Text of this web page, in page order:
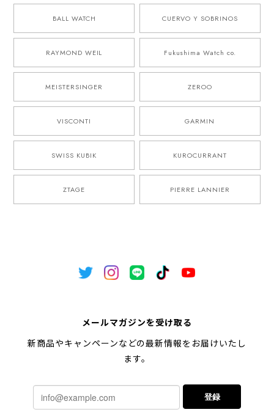
BALL WATCH CUERVO Y SOBRINOS
RAYMOND WEIL Fukushima Watch co.
MEISTERSINGER ZEROO
VISCONTI GARMIN
SWISS KUBIK KUROCURRANT
ZTAGE PIERRE LANNIER
メールマガジンを受け取る
新商品やキャンペーンなどの最新情報をお届けいたし
ます。
登録